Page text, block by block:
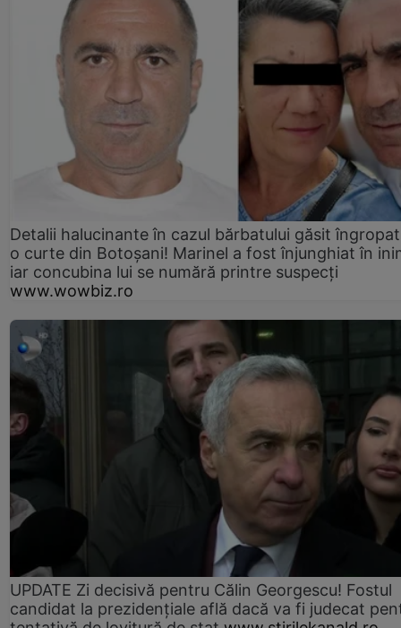
Detalii halucinante în cazul bărbatului găsit
o curte din Botoșani! Marinel a fost înjunghiat în
iar concubina lui se numără printre suspecți
www.wowbiz.ro
UPDATE Zi decisivă pentru Călin Georgescu! Fostul
candidat la prezidențiale află dacă va fi judecat